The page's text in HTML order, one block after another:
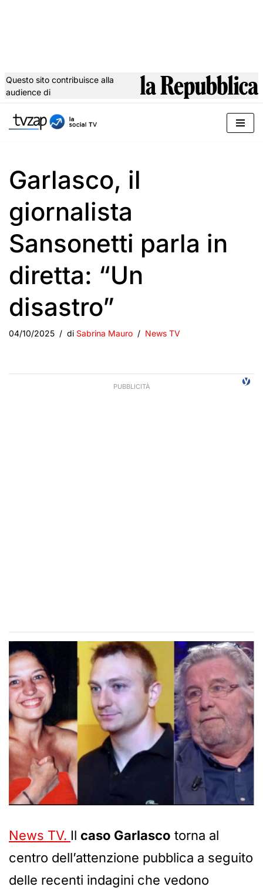
al
Questo sito contribuisce alla
audience di
Garlasco, il
giornalista
Sansonetti parla in
diretta: “Un
disastro”
04/10/2025 di Sabrina Mauro News TV
News TV. Il caso Garlasco torna al
centro dell’attenzione pubblica a seguito
delle recenti indagini che vedono